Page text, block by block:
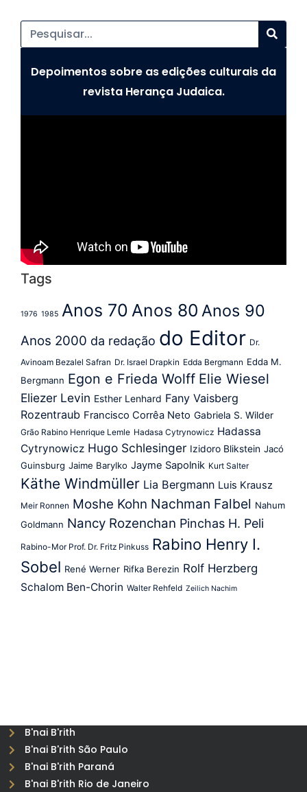
Depoimentos sobre as edições culturais da
revista Herança Judaica.
Tags
1976 1985 Anos 70 Anos 80 Anos 90
Anos 2000 da redação do Editor Dr.
Avinoam Bezalel Safran Dr. Israel Drapkin Edda Bergmann Edda M.
Bergmann Egon e Frieda Wolff Elie Wiesel
Eliezer Levin Esther Lenhard Fany Vaisberg
Rozentraub Francisco Corrêa Neto Gabriela S. Wilder
Grão Rabino Henrique Lemle Hadasa Cytrynowicz Hadassa
Cytrynowicz Hugo Schlesinger Izidoro Blikstein Jacó
Guinsburg Jaime Barylko Jayme Sapolnik Kurt Salter
Käthe Windmüller Lia Bergmann Luis Krausz
Meir Ronnen Moshe Kohn Nachman Falbel Nahum
Goldmann Nancy Rozenchan Pinchas H. Peli
Rabino-Mor Prof. Dr. Fritz Pinkuss Rabino Henry I.
Sobel René Werner Rifka Berezin Rolf Herzberg
Schalom Ben-Chorin Walter Rehfeld Zeilich Nachim
B'nai B'rith
B'nai B'rith São Paulo
B'nai B'rith Paraná
B'nai B'rith Rio de Janeiro